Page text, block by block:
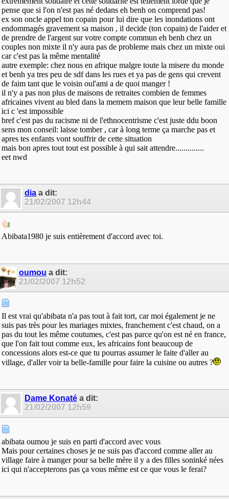
pense que si l'on n'est pas né dedans eh benh on comprend pas!
ex son oncle appel ton copain pour lui dire que les inondations ont
endommagés gravement sa maison , il decide (ton copain) de l'aider et
de prendre de l'argent sur votre compte commun eh benh chez un
couples non mixte il n'y aura pas de probleme mais chez un mixte oui
car c'est pas la même mentalité
autre exemple: chez nous en afrique malgre toute la misere du monde
et benh ya tres peu de sdf dans les rues et ya pas de gens qui crevent
de faim tant que le voisin oul'ami a de quoi manger !
il n'y a pas non plus de maisons de retraites combien de femmes
africaines vivent au bled dans la memem maison que leur belle famille
ici c 'est impossible
bref c'est pas du racisme ni de l'ethnocentrisme c'est juste ddu boon
sens mon conseil: laisse tomber , car à long terme ça marche pas et
apres tes enfants vont souffrir de cette situation
mais bon apres tout tout est possible à qui sait attendre..............
eet nwd
dia a dit:
21/02/2007 12h44
Abibata1980 je suis entièrement d'accord avec toi.
oumou a dit:
21/02/2007 12h52
Il est vrai qu'abibata n'a pas tout à fait tort, car moi également je ne
suis pas très pour les mariages mixtes, franchement c'est chaud, on a
pas du tout les même coutumes, c'est pas parce qu'on est né en france,
que l'on fait tout comme eux, les africains font beaucoup de
concessions alors est-ce que tu pourras assumer le faite d'aller au
village, d'aller voir ta belle-famille pour faire la cuisine ou autres ?
Dame Konaté a dit:
21/02/2007 12h59
abibata oumou je suis en parti d'accord avec vous
Mais pour certaines choses je ne suis pas d'accord comme aller au
village faire à manger pour sa belle mère il y a des filles soninké nées
ici qui n'accepterons pas ça vous même est ce que vous le ferai?